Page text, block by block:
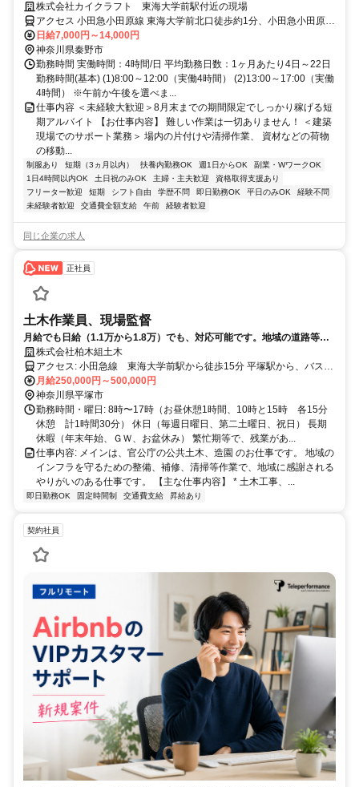
前・午後のみOK／即日リモート面接実施中／Wワーク(副業)大歓迎！／
1か月20回勤務で20,000円ボーナス支給キャンペーンスタート実施中!!
株式会社カイクラフト 東海大学前駅付近の現場
アクセス 小田急小田原線 東海大学前北口徒歩約1分、小田急小田原線
鶴巻温泉南口徒歩約17分、小田急小田原線 秦野北口徒歩約67分
日給7,000円～14,000円
神奈川県秦野市
勤務時間 実働時間：4時間/日 平均勤務日数：1ヶ月あたり4日～22日
勤務時間(基本) (1)8:00～12:00（実働4時間） (2)13:00～17:00（実働
4時間） ※午前か午後を選べま...
仕事内容 ＜未経験大歓迎＞8月末までの期間限定でしっかり稼げる短
期アルバイト 【お仕事内容】 難しい作業は一切ありません！ ＜建築
現場でのサポート業務＞ 場内の片付けや清掃作業、 資材などの荷物
の移動...
制服あり 短期（3ヵ月以内） 扶養内勤務OK 週1日からOK
副業・WワークOK
1日4時間以内OK
土日祝のみOK 主婦・主夫歓迎
資格取得支援あり
フリーター歓迎
短期 シフト自由 学歴不問 即日勤務OK 平日のみOK
経験不問
未経験者歓迎
交通費全額支給 午前 経験者歓迎
同じ企業の求人
正社員
土木作業員、現場監督
月給でも日給（1.1万から1.8万）でも、対応可能です。地域の道路等イ
ンフラを支える仕事。経験者でも未経験者でも大歓迎
株式会社柏木組土木
アクセス: 小田急線 東海大学前駅から徒歩15分 平塚駅から、バスで
20分〜30分
月給250,000円～500,000円
神奈川県平塚市
勤務時間・曜日: 8時〜17時（お昼休憩1時間、10時と15時 各15分
休憩 計1時間30分） 休日（毎週日曜日、第二土曜日、祝日） 長期
休暇（年末年始、ＧＷ、お盆休み） 繁忙期等で、残業があ...
仕事内容: メインは、官公庁の公共土木、造園 のお仕事です。 地域の
インフラを守るための整備、補修、清掃等作業で、地域に感謝される
やりがいのある仕事です。 【主な仕事内容】 * 土木工事、...
即日勤務OK 固定時間制 交通費支給 昇給あり
契約社員